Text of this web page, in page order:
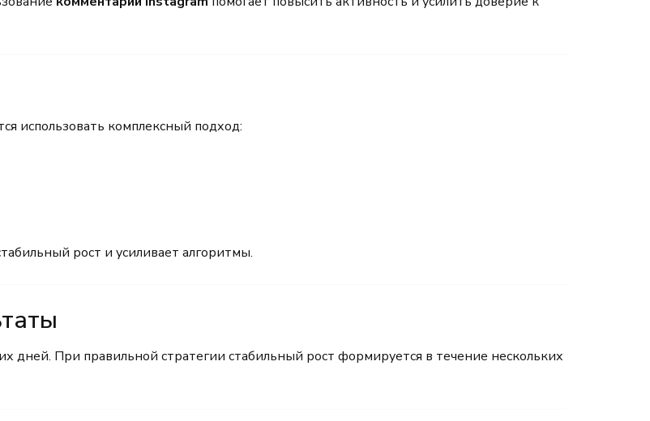
использовать комплексный подход:
рост и усиливает алгоритмы.
дней. При правильной стратегии стабильный рост формируется в течение нескольких